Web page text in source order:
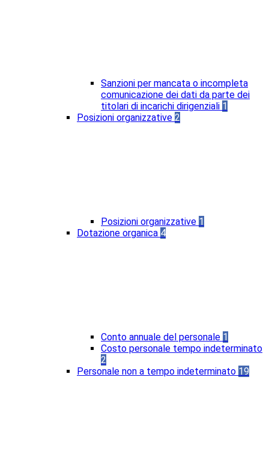
Sanzioni per mancata o incompleta
comunicazione dei dati da parte dei
titolari di incarichi dirigenziali 1
Posizioni organizzative 2
Posizioni organizzative 1
Dotazione organica 4
Conto annuale del personale 1
Costo personale tempo indeterminato
2
Personale non a tempo indeterminato 19